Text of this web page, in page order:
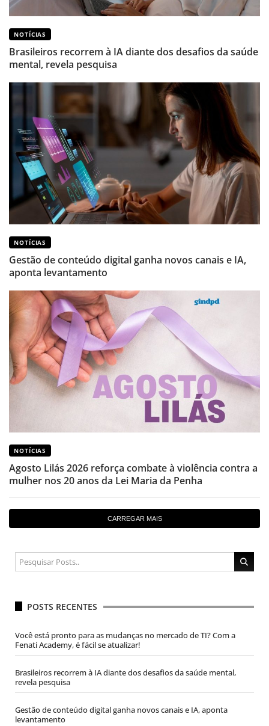
NOTÍCIAS
Brasileiros recorrem à IA diante dos desafios da saúde
mental, revela pesquisa
NOTÍCIAS
Gestão de conteúdo digital ganha novos canais e IA,
aponta levantamento
NOTÍCIAS
Agosto Lilás 2026 reforça combate à violência contra a
mulher nos 20 anos da Lei Maria da Penha
CARREGAR MAIS
POSTS RECENTES
Você está pronto para as mudanças no mercado de TI? Com a
Fenati Academy, é fácil se atualizar!
Brasileiros recorrem à IA diante dos desafios da saúde mental,
revela pesquisa
Gestão de conteúdo digital ganha novos canais e IA, aponta
levantamento